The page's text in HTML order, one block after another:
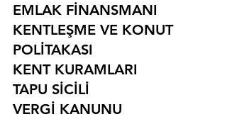
EMLAK FİNANSMANI
KENTLEŞME VE KONUT
POLİTAKASI
KENT KURAMLARI
TAPU SİCİLİ
VERGİ KANUNU